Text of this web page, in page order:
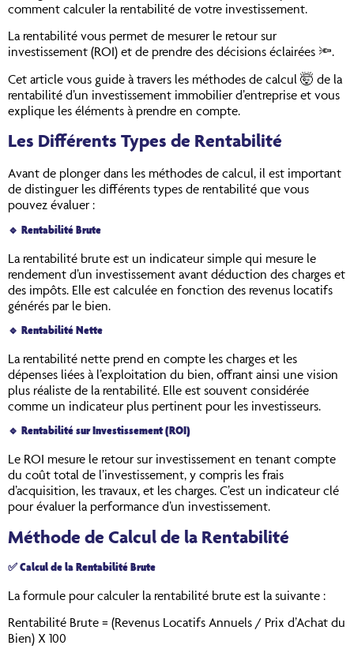
comment calculer la rentabilité de votre investissement.
La rentabilité vous permet de mesurer le retour sur
investissement (ROI) et de prendre des décisions éclairées 🔦.
Cet article vous guide à travers les méthodes de calcul 🤯 de la
rentabilité d’un investissement immobilier d’entreprise et vous
explique les éléments à prendre en compte.
Les Différents Types de Rentabilité
Avant de plonger dans les méthodes de calcul, il est important
de distinguer les différents types de rentabilité que vous
pouvez évaluer :
🔹 Rentabilité Brute
La rentabilité brute est un indicateur simple qui mesure le
rendement d’un investissement avant déduction des charges et
des impôts. Elle est calculée en fonction des revenus locatifs
générés par le bien.
🔹 Rentabilité Nette
La rentabilité nette prend en compte les charges et les
dépenses liées à l’exploitation du bien, offrant ainsi une vision
plus réaliste de la rentabilité. Elle est souvent considérée
comme un indicateur plus pertinent pour les investisseurs.
🔹 Rentabilité sur Investissement (ROI)
Le ROI mesure le retour sur investissement en tenant compte
du coût total de l’investissement, y compris les frais
d’acquisition, les travaux, et les charges. C’est un indicateur clé
pour évaluer la performance d’un investissement.
Méthode de Calcul de la Rentabilité
✅Calcul de la Rentabilité Brute
La formule pour calculer la rentabilité brute est la suivante :
Rentabilité Brute = (Revenus Locatifs Annuels / Prix d’Achat du
Bien) X 100